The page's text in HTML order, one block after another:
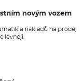
novým vozem
a nákladů na prodej
levněji.